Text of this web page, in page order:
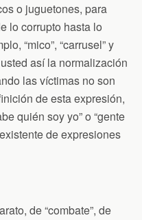
o juguetones, para
lo corrupto hasta lo
“mico”, “carrusel” y
así la normalización
las víctimas no son
de esta expresión,
quién soy yo” o “gente
de expresiones
de “combate”, de